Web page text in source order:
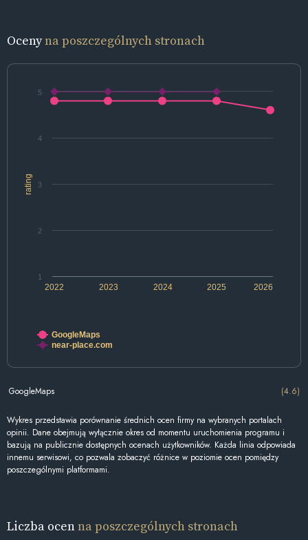
Ocenyna poszczególnych stronach
rating
2022 2024 2026
2023 2025
1
2
3
4
5
GoogleMaps
near-place.com
GoogleMaps (4.6)
Wykres przedstawia porównanie średnich ocen firmy na wybranych portalach
opinii. Dane obejmują wyłącznie okres od momentu uruchomienia programu i
bazują na publicznie dostępnych ocenach użytkowników. Każda linia odpowiada
innemu serwisowi, co pozwala zobaczyć różnice w poziomie ocen pomiędzy
poszczególnymi platformami.
Liczba ocenna poszczególnych stronach